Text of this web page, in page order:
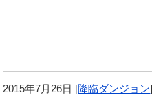
2015年7月26日 [降臨ダンジョン]